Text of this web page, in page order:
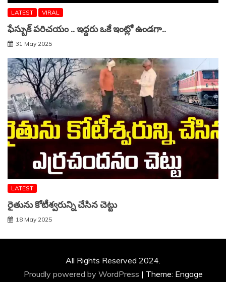
LATEST VIRAL
ఫేస్బుక్ పరిచయం .. ఇద్దరు ఒకే ఇంట్లో ఉండగా..
31 May 2025
LATEST
రైతును కోటీశ్వరున్ని చేసిన చెట్టు
18 May 2025
All Rights Reserved 2024.
Proudly powered by WordPress | Theme: Engage